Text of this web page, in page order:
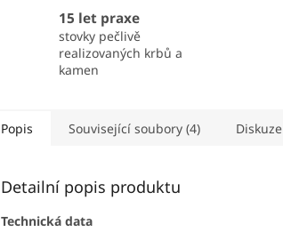
15 let praxe
stovky pečlivě
realizovaných krbů a
kamen
Popis Související soubory (4) Diskuze
Detailní popis produktu
Technická data